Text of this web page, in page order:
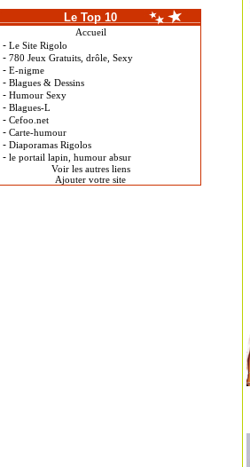
Le Top 10
Accueil
- Le Site Rigolo
- 780 Jeux Gratuits, drôle, Sexy
- E-nigme
- Blagues & Dessins
- Humour Sexy
- Blagues-L
- Cefoo.net
- Carte-humour
- Diaporamas Rigolos
- le portail lapin, humour absur
Voir les autres liens
Ajouter votre site